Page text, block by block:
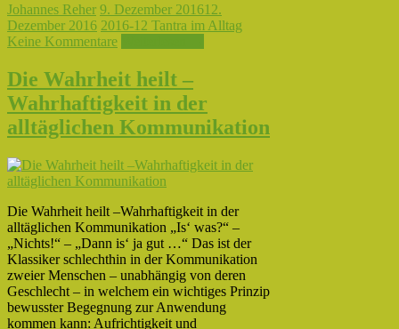
Johannes Reher 9. Dezember 201612.
Dezember 2016 2016-12 Tantra im Alltag
Keine Kommentare
Die Wahrheit heilt –
Wahrhaftigkeit in der
alltäglichen Kommunikation
Die Wahrheit heilt –Wahrhaftigkeit in der
alltäglichen Kommunikation „Is‘ was?“ –
„Nichts!“ – „Dann is‘ ja gut …“ Das ist der
Klassiker schlechthin in der Kommunikation
zweier Menschen – unabhängig von deren
Geschlecht – in welchem ein wichtiges Prinzip
bewusster Begegnung zur Anwendung
kommen kann: Aufrichtigkeit und